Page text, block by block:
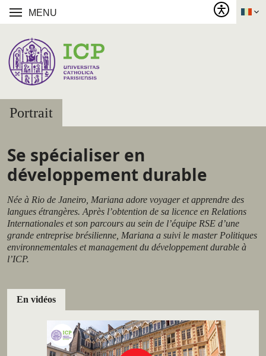
MENU
Portrait
Se spécialiser en
développement durable
Née à Rio de Janeiro, Mariana adore voyager et apprendre des
langues étrangères. Après l’obtention de sa licence en Relations
Internationales et son parcours au sein de l’équipe RSE d’une
grande entreprise brésilienne, Mariana a suivi le master Politiques
environnementales et management du développement durable à
l’ICP.
En vidéos